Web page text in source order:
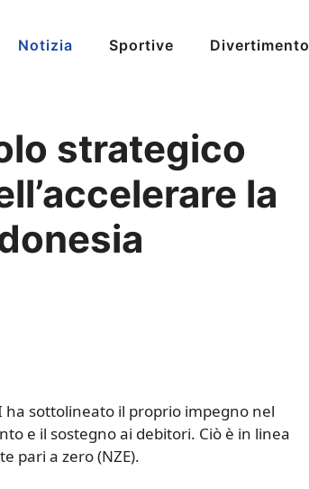
Notizia Sportive Divertimento
strategico
la
ha sottolineato il proprio impegno nel
e il sostegno ai debitori. Ciò è in linea
pari a zero (NZE).